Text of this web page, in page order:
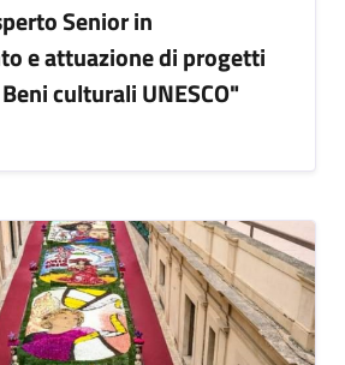
Senior in
e attuazione di progetti
culturali UNESCO"